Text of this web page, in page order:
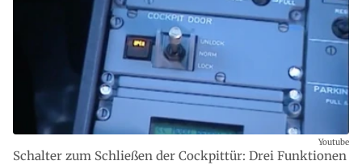
Schalter zum Schließen der Cockpittür: Drei Funktionen
Youtube